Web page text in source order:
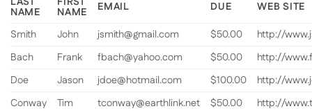
NAME NAME EMAIL DUE
WEB SITE
Smith
John jsmith@gmail.com $50.00
http://
Bach
Frank fbach@yahoo.com $50.00
http://
Doe
Jason jdoe@hotmail.com $100.00
http://
Conway
Tim tconway@earthlink.net $50.00 http://